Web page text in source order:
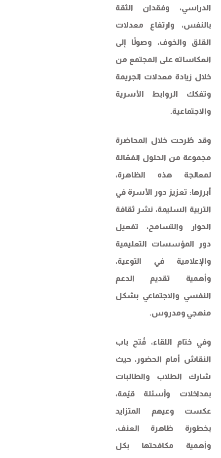
الدراسي، وفقدان الثقة
بالنفس، وارتفاع معدلات
القلق والخوف، وصولًا إلى
انعكاساته على المجتمع من
خلال زيادة معدلات الجريمة
وتفكك الروابط الأسرية
والاجتماعية.
وقد طُرحت خلال المحاضرة
مجموعة من الحلول الفعّالة
لمعالجة هذه الظاهرة،
أبرزها: تعزيز دور الأسرة في
التربية السليمة، نشر ثقافة
الحوار والتسامح، تفعيل
دور المؤسسات التعليمية
والإعلامية في التوعية،
وأهمية تقديم الدعم
النفسي والاجتماعي بشكل
منهجي ومدروس.
وفي ختام اللقاء، فُتح باب
النقاش أمام الحضور، حيث
شارك الطلاب والطالبات
بمداخلات وأسئلة قيّمة،
عكست وعيهم المتزايد
بخطورة ظاهرة العنف،
وأهمية مكافحتها بكل